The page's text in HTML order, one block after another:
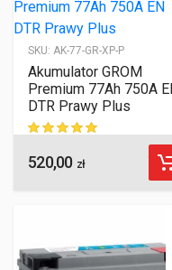
SKU: AK-77-GR-XP-P
Akumulator GROM
Premium 77Ah 750A
DTR Prawy Plus
ocen klientów
520,00 zł